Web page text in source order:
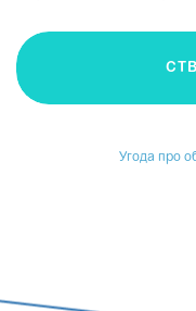
Угода про